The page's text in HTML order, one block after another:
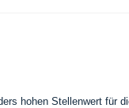
hohen Stellenwert